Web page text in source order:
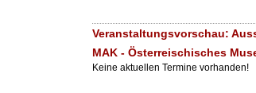
Veranstaltungsvorschau:
MAK - Österreischisches
Keine aktuellen Termine vorhanden!